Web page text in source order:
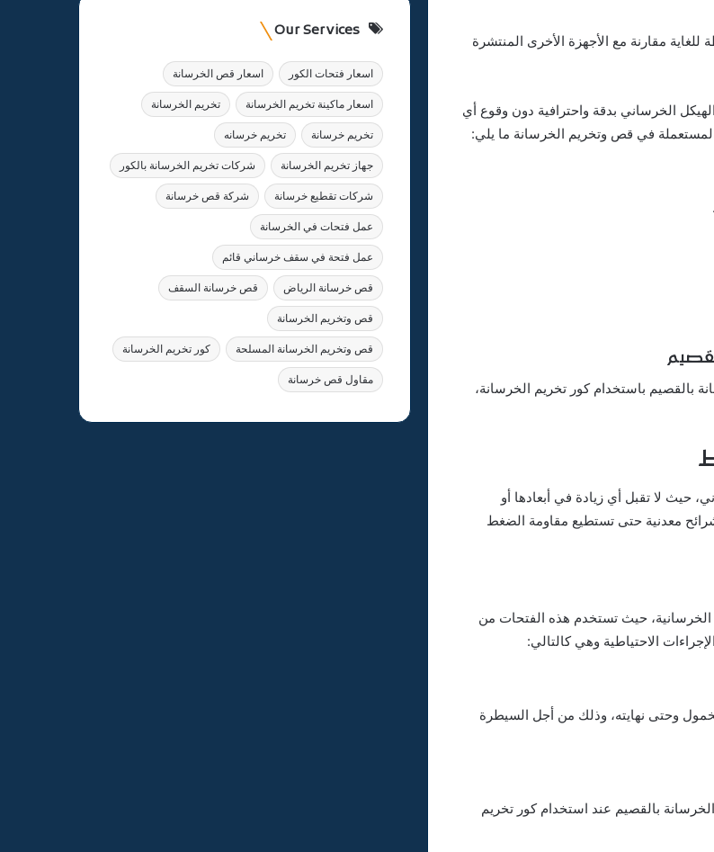
للغاية مقارنة مع الأجهزة الأخرى المنتشرة
الخرساني بدقة واحترافية دون وقوع أي
في قص وتخريم الخرسانة ما يلي:
بالقصيم باستخدام كور تخريم الخرسانة،
حيث لا تقبل أي زيادة في أبعادها أو
معدنية حتى تستطيع مقاومة الضغط
الخرسانية، حيث تستخدم هذه الفتحات من
الاحتياطية وهي كالتالي:
وحتى نهايته، وذلك من أجل السيطرة
بالقصيم عند استخدام كور تخريم
Our Services
اسعار فتحات الكور اسعار قص الخرسانة
اسعار ماكينة تخريم الخرسانة تخريم الخرسانة
تخريم خرسانة تخريم خرسانه
جهاز تخريم الخرسانة شركات تخريم الخرسانة بالكور
شركات تقطيع خرسانة شركة قص خرسانة
عمل فتحات في الخرسانة
عمل فتحة في سقف خرساني قائم
قص خرسانة الرياض قص خرسانة السقف
قص وتخريم الخرسانة
قص وتخريم الخرسانة المسلحة كور تخريم الخرسانة
مقاول قص خرسانة